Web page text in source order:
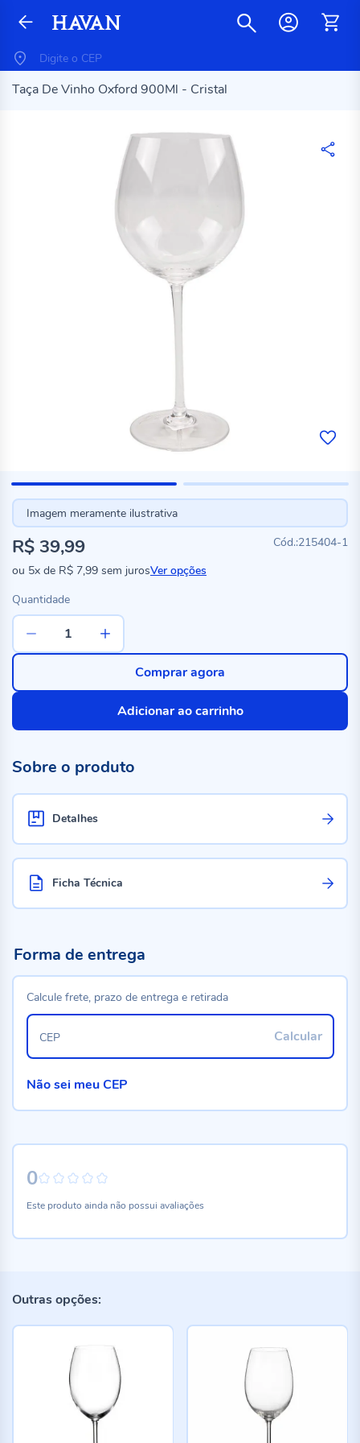
Taça De Vinho Oxford 900Ml - Cristal
Imagem meramente ilustrativa
215404-1
R$ 39,99
ou 5x de R$ 7,99 sem jurosVer opções
Quantidade
Adicionar ao carrinho
Comprar agora
Sobre o produto
Detalhes
Ficha Técnica
0
Este produto ainda não possui avaliações
Forma de entrega
Calcule frete, prazo de entrega e retirada
Calcular
CEP
Não sei meu CEP
Outras opções: